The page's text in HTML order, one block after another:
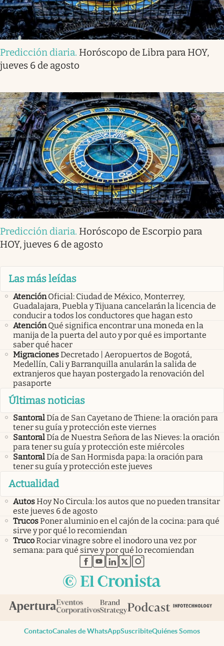
Predicción diaria. Horóscopo de Libra para HOY,
jueves 6 de agosto
Predicción diaria. Horóscopo de Escorpio para
HOY, jueves 6 de agosto
Las más leídas
Atención Oficial: Ciudad de México, Monterrey,
Guadalajara, Puebla y Tijuana cancelarán la licencia de
conducir a todos los conductores que hagan esto
Atención Qué significa encontrar una moneda en la
manija de la puerta del auto y por qué es importante
saber qué hacer
MigracionesDecretado | Aeropuertos de Bogotá,
Medellín, Cali y Barranquilla anularán la salida de
extranjeros que hayan postergado la renovación del
pasaporte
Últimas noticias
SantoralDía de San Cayetano de Thiene: la oración para
tener su guía y protección este viernes
SantoralDía de Nuestra Señora de las Nieves: la oración
para tener su guía y protección este miércoles
SantoralDía de San Hormisda papa: la oración para
tener su guía y protección este jueves
Actualidad
AutosHoy No Circula: los autos que no pueden transitar
este jueves 6 de agosto
TrucosPoner aluminio en el cajón de la cocina: para qué
sirve y por qué lo recomiendan
TrucoRociar vinagre sobre el inodoro una vez por
semana: para qué sirve y por qué lo recomiendan
abre en nueva pestaña
abre en nueva pestaña
abre en nueva pestaña
abre en nueva pestaña
abre en nueva pestaña
ContactoCanales de WhatsAppSuscribiteQuiénes Somos